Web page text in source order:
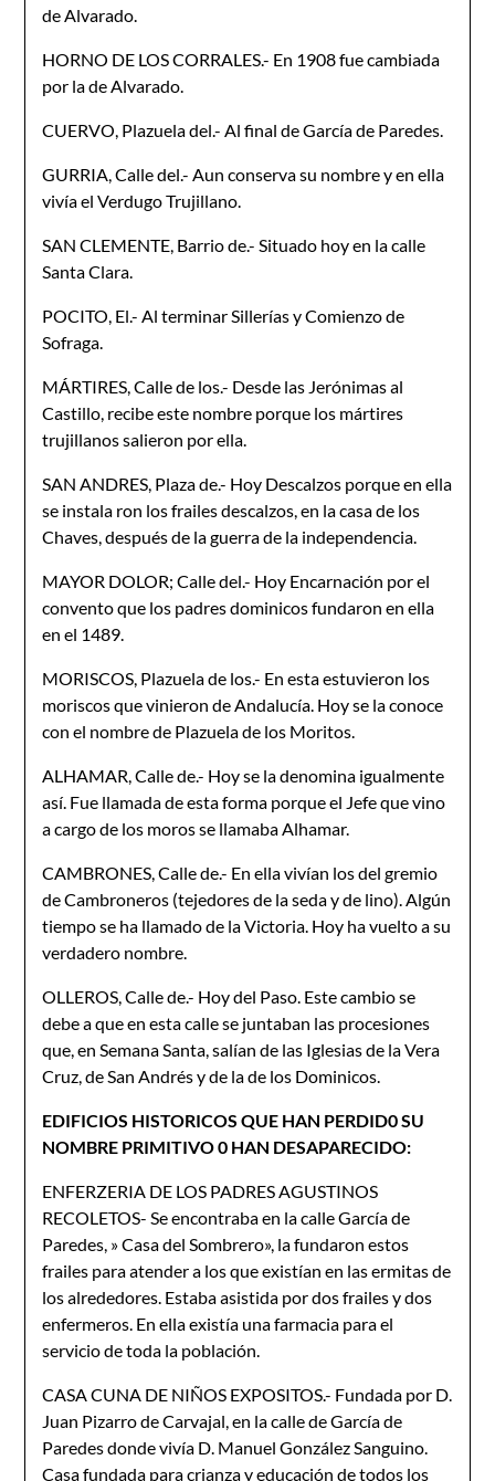
de Alvarado.
HORNO DE LOS CORRALES.- En 1908 fue cambiada
por la de Alvarado.
CUERVO, Plazuela del.- Al final de García de Paredes.
GURRIA, Calle del.- Aun conserva su nombre y en ella
vivía el Verdugo Trujillano.
SAN CLEMENTE, Barrio de.- Situado hoy en la calle
Santa Clara.
POCITO, El.- Al terminar Sillerías y Comienzo de
Sofraga.
MÁRTIRES, Calle de los.- Desde las Jerónimas al
Castillo, recibe este nombre porque los mártires
trujillanos salieron por ella.
SAN ANDRES, Plaza de.- Hoy Descalzos porque en ella
se instala ron los frailes descalzos, en la casa de los
Chaves, después de la guerra de la independencia.
MAYOR DOLOR; Calle del.- Hoy Encarnación por el
convento que los padres dominicos fundaron en ella
en el 1489.
MORISCOS, Plazuela de los.- En esta estuvieron los
moriscos que vinieron de Andalucía. Hoy se la conoce
con el nombre de Plazuela de los Moritos.
ALHAMAR, Calle de.- Hoy se la denomina igualmente
así. Fue llamada de esta forma porque el Jefe que vino
a cargo de los moros se llamaba Alhamar.
CAMBRONES, Calle de.- En ella vivían los del gremio
de Cambroneros (tejedores de la seda y de lino). Algún
tiempo se ha llamado de la Victoria. Hoy ha vuelto a su
verdadero nombre.
OLLEROS, Calle de.- Hoy del Paso. Este cambio se
debe a que en esta calle se juntaban las procesiones
que, en Semana Santa, salían de las Iglesias de la Vera
Cruz, de San Andrés y de la de los Dominicos.
EDIFICIOS HISTORICOS QUE HAN PERDID0 SU
NOMBRE PRIMITIVO 0 HAN DESAPARECIDO:
ENFERZERIA DE LOS PADRES AGUSTINOS
RECOLETOS- Se encontraba en la calle García de
Paredes, » Casa del Sombrero», la fundaron estos
frailes para atender a los que existían en las ermitas de
los alrededores. Estaba asistida por dos frailes y dos
enfermeros. En ella existía una farmacia para el
servicio de toda la población.
CASA CUNA DE NIÑOS EXPOSITOS.- Fundada por D.
Juan Pizarro de Carvajal, en la calle de García de
Paredes donde vivía D. Manuel González Sanguino.
Casa fundada para crianza y educación de todos los